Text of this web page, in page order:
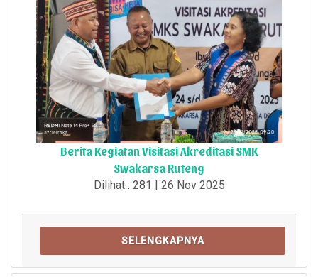
Berita Kegiatan Visitasi Akreditasi SMK
Swakarsa Ruteng
Dilihat : 281 | 26 Nov 2025
SELENGKAPNYA